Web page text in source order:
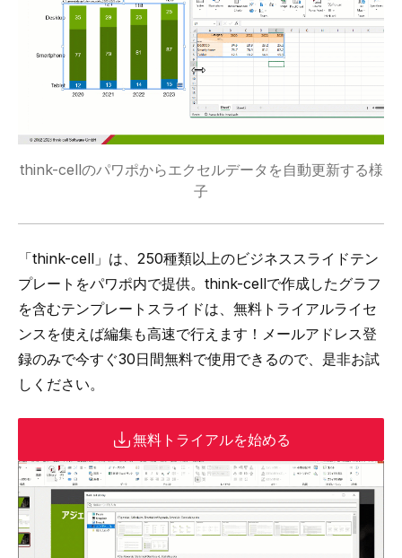
think-cellのパワポからエクセルデータを自動更新する様
子
「think-cell 」は、 250種類以上のビジネススライドテン
プレートをパワポ内で提供。think-cellで作成したグラフ
を含むテンプレートスライドは、無料トライアルライセ
ンスを使えば編集も高速で行えます！メールアドレス登
録のみで今すぐ30日間無料で使用できるので、是非お試
しください。
無料トライアルを始める